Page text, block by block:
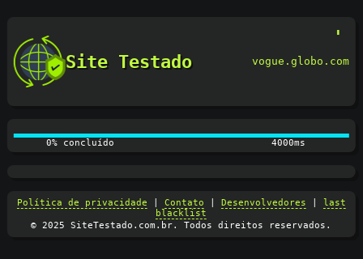
Site Testado vogue.globo.com
0% concluído 4100ms
Política de privacidade Contato Desenvolvedores
last
blacklist
© 2025 SiteTestado.com.br. Todos direitos reservados.